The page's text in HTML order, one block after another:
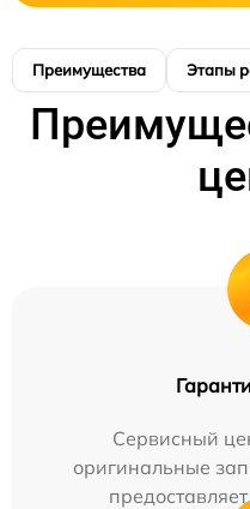
Преимущества Этапы
Сервисный
оригинальные